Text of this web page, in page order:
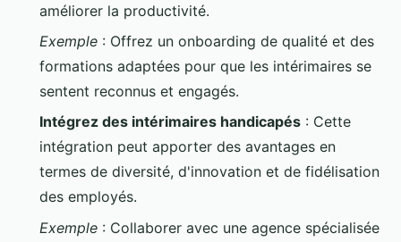
améliorer la productivité.
Exemple : Offrez un onboarding de qualité et des
formations adaptées pour que les intérimaires se
sentent reconnus et engagés.
Intégrez des intérimaires handicapés : Cette
intégration peut apporter des avantages en
termes de diversité, d'innovation et de fidélisation
des employés.
Exemple : Collaborer avec une agence spécialisée